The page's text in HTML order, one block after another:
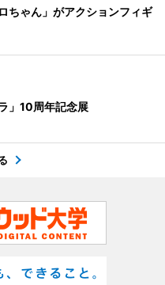
ちゃん」がアクションフィギ
」10周年記念展